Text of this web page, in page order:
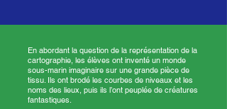
En abordant la question de la représentation de la
cartographie, les élèves ont inventé un monde
sous-marin imaginaire sur une grande pièce de
tissu. Ils ont brodé les courbes de niveaux et les
noms des lieux, puis ils l’ont peuplée de créatures
fantastiques.